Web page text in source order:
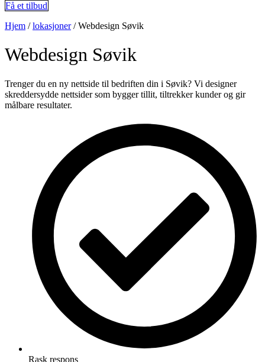
Få et tilbud
Hjem /lokasjoner/Webdesign Søvik
Webdesign Søvik
Trenger du en ny nettside til bedriften din i Søvik? Vi designer
skreddersydde nettsider som bygger tillit, tiltrekker kunder og gir
målbare resultater.
Rask respons